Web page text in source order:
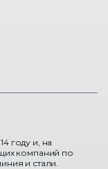
году и, на
компаний по
и стали.